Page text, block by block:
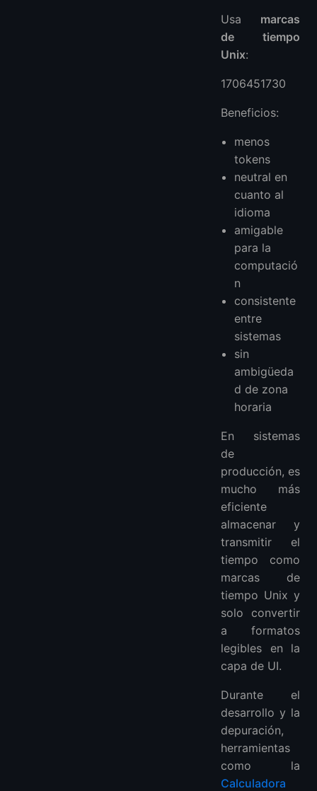
Usa marcas
de tiempo
Unix:
1706451730
Beneficios:
menos
tokens
neutral en
cuanto al
idioma
amigable
para la
computació
n
consistente
entre
sistemas
sin
ambigüeda
d de zona
horaria
En sistemas
de
producción, es
mucho más
eficiente
almacenar y
transmitir el
tiempo como
marcas de
tiempo Unix y
solo convertir
a formatos
legibles en la
capa de UI.
Durante el
desarrollo y la
depuración,
herramientas
como la
Calculadora